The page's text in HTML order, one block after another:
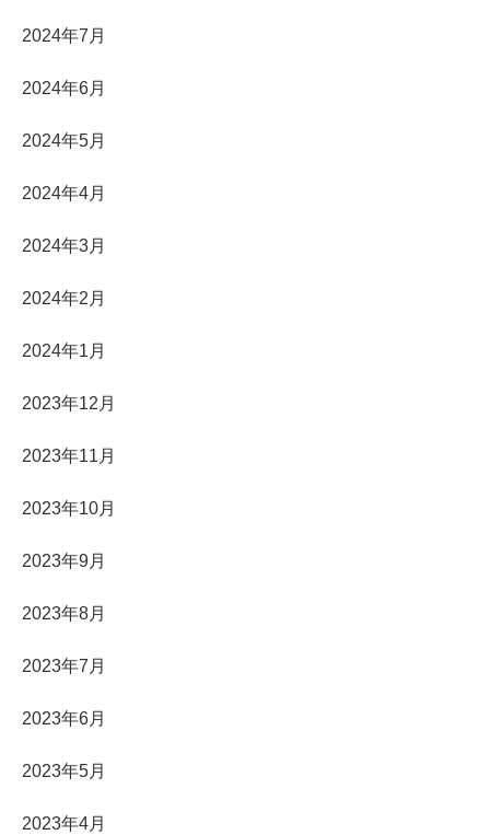
2024年7月
2024年6月
2024年5月
2024年4月
2024年3月
2024年2月
2024年1月
2023年12月
2023年11月
2023年10月
2023年9月
2023年8月
2023年7月
2023年6月
2023年5月
2023年4月